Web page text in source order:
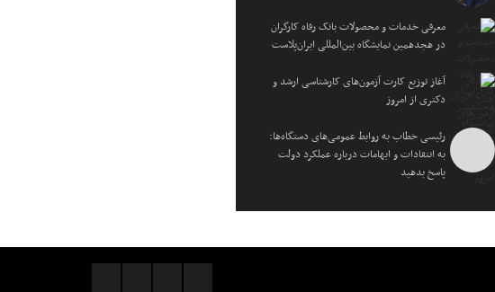
معرفی خدمات و محصولات بانک رفاه کارگران
در هجدهمین نمایشگاه بین‌المللی ایران‌پلاست
آغاز توزیع کارت آزمون‌های کارشناسی ارشد و
دکتری از امروز
رئیسی خطاب به روابط عمومی‌های دستگاه‌ها:
به انتقادات و ابهامات درباره عملکرد دولت
پاسخ بدهید